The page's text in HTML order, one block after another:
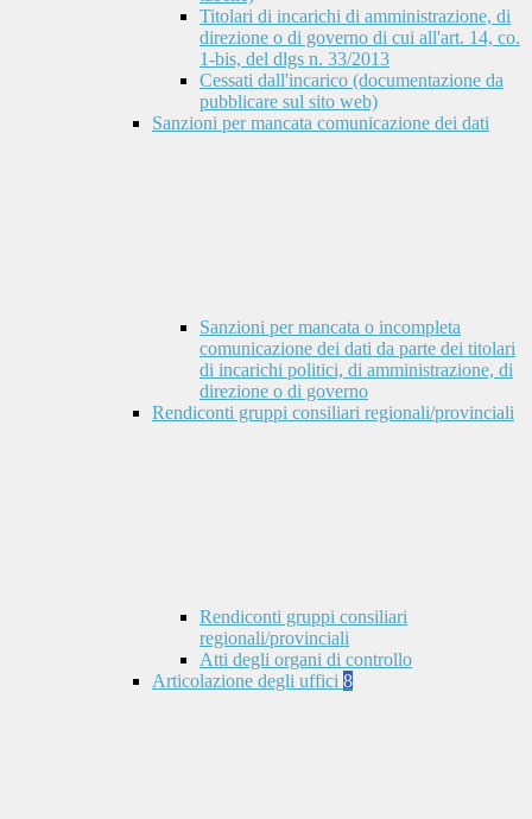
Titolari di incarichi di amministrazione, di
direzione o di governo di cui all'art. 14, co.
1-bis, del dlgs n. 33/2013
Cessati dall'incarico (documentazione da
pubblicare sul sito web)
Sanzioni per mancata comunicazione dei dati
Sanzioni per mancata o incompleta
comunicazione dei dati da parte dei titolari
di incarichi politici, di amministrazione, di
direzione o di governo
Rendiconti gruppi consiliari regionali/provinciali
Rendiconti gruppi consiliari
regionali/provinciali
Atti degli organi di controllo
Articolazione degli uffici 8